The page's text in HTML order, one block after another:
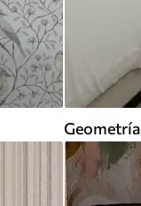
Geometría